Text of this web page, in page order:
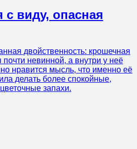
виду, опасная
двойственность: крошечная
невинной, а внутри у неё
нравится мысль, что именно её
делать более спокойные,
запахи.